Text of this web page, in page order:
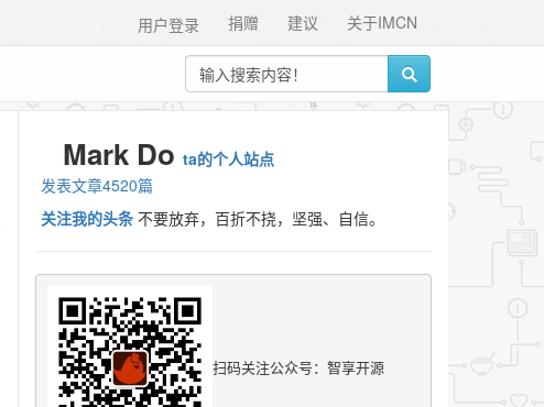
关于IMCN
建议
捐赠
用户登录
Mark Do ta的个人站点
发表文章4520篇
关注我的头条 不要放弃，百折不挠，坚强、自信。
扫码关注公众号：智享开源